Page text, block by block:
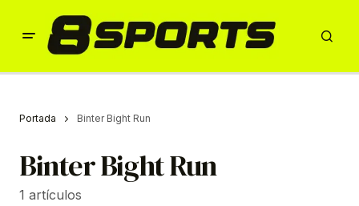
Portada Binter Bight Run
Binter Bight Run
1 artículos